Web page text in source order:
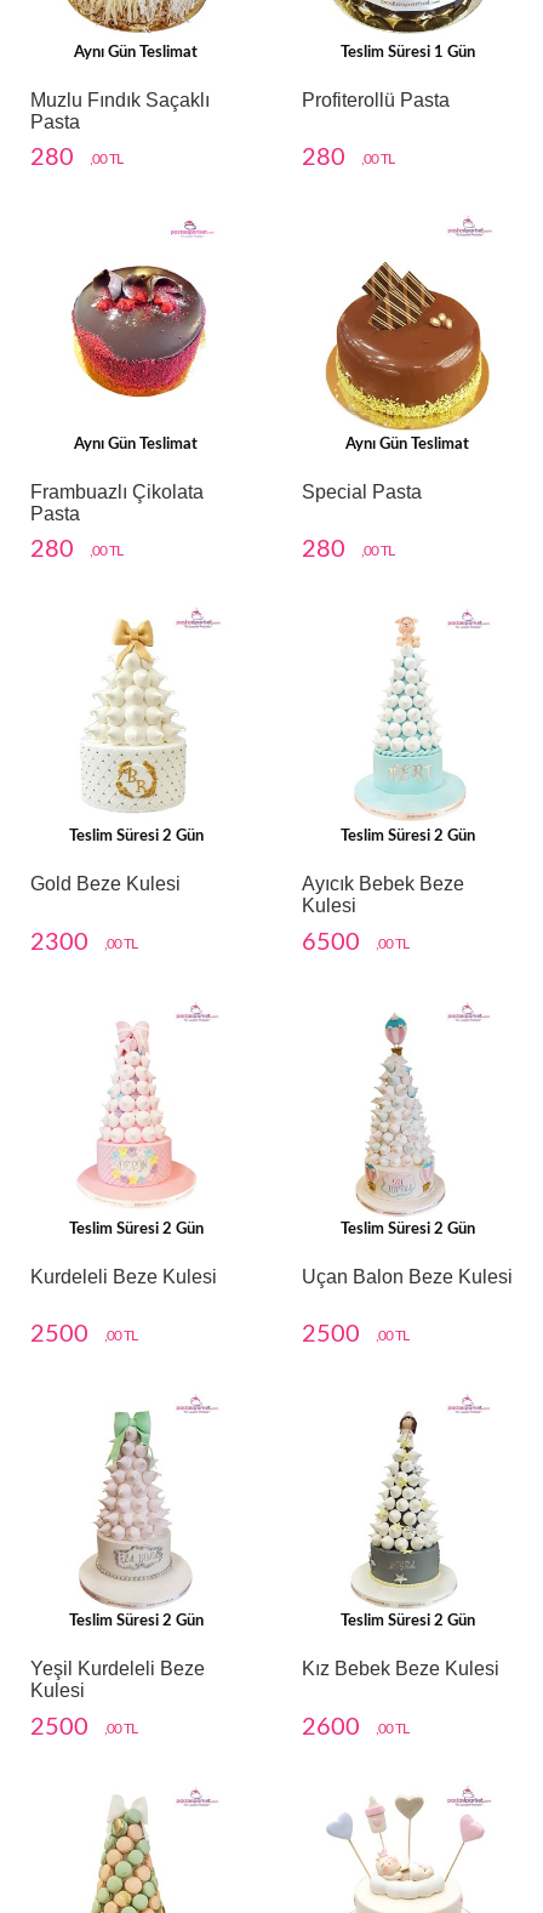
Aynı Gün Teslimat
Muzlu Fındık Saçaklı
Pasta
280 ,00 TL
Teslim Süresi 1 Gün
Profiterollü Pasta
280 ,00 TL
Aynı Gün Teslimat
Frambuazlı Çikolata
Pasta
280 ,00 TL
Aynı Gün Teslimat
Special Pasta
280 ,00 TL
Teslim Süresi 2 Gün
Gold Beze Kulesi
2300 ,00 TL
Teslim Süresi 2 Gün
Ayıcık Bebek Beze
Kulesi
6500 ,00 TL
Teslim Süresi 2 Gün
Kurdeleli Beze Kulesi
2500 ,00 TL
Teslim Süresi 2 Gün
Uçan Balon Beze Kulesi
2500 ,00 TL
Teslim Süresi 2 Gün
Yeşil Kurdeleli Beze
Kulesi
2500 ,00 TL
Teslim Süresi 2 Gün
Kız Bebek Beze Kulesi
2600 ,00 TL